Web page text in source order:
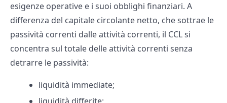
esigenze operative e i suoi obblighi finanziari. A
differenza del capitale circolante netto, che sottrae le
passività correnti dalle attività correnti, il CCL si
concentra sul totale delle attività correnti senza
detrarre le passività:
liquidità immediate;